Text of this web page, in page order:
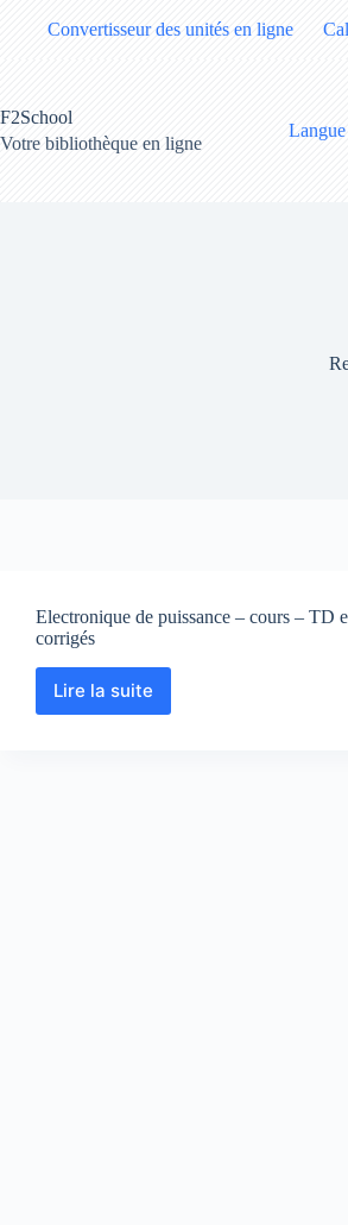
Convertisseur des unités en ligne
F2School
Votre bibliothèque en ligne
Electronique de puissance – cours – TD
corrigés
Lire la suiteElectronique